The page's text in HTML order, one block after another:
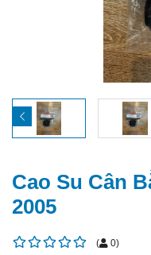
Cao Su Cân
2005
( 0)